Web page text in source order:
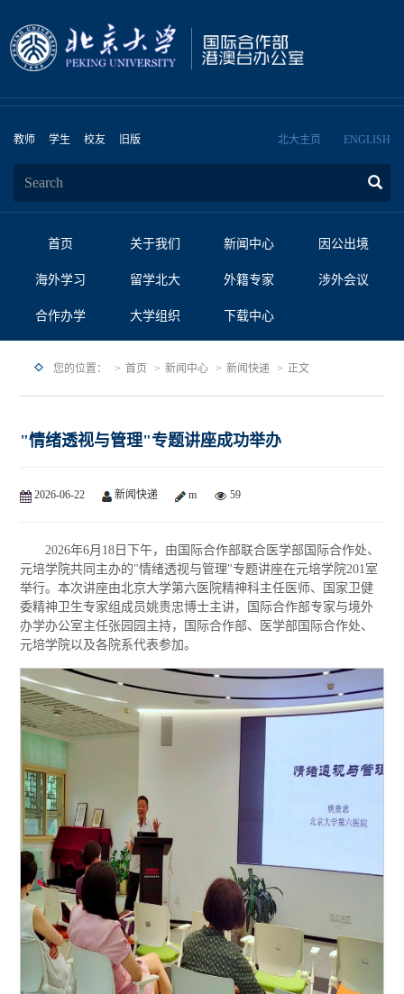
教师 学生 校友 旧版 北大主页 ENGLISH
首页 关于我们 新闻中心 因公出境
海外学习 留学北大 外籍专家 涉外会议
合作办学 大学组织 下载中心
您的位置： 首页 新闻中心 新闻快递 正文
"情绪透视与管理"专题讲座成功举办
2026-06-22 新闻快递 m 59
2026年6月18日下午，由国际合作部联合医学部国际合作处、
元培学院共同主办的"情绪透视与管理"专题讲座在元培学院201室
举行。本次讲座由北京大学第六医院精神科主任医师、国家卫健
委精神卫生专家组成员姚贵忠博士主讲，国际合作部专家与境外
办学办公室主任张园园主持，国际合作部、医学部国际合作处、
元培学院以及各院系代表参加。